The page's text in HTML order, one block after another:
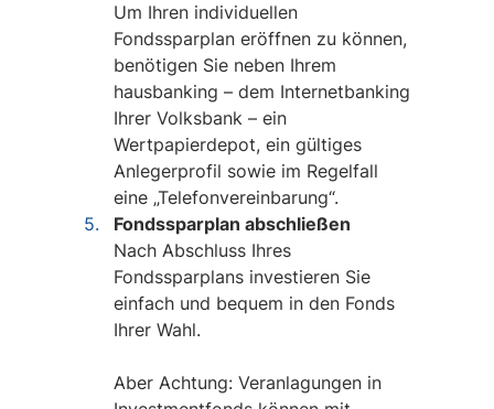
Um Ihren individuellen
Fondssparplan eröffnen zu können,
benötigen Sie neben Ihrem
hausbanking – dem Internetbanking
Ihrer Volksbank – ein
Wertpapierdepot, ein gültiges
Anlegerprofil sowie im Regelfall
eine „Telefonvereinbarung“.
Fondssparplan abschließen
Nach Abschluss Ihres
Fondssparplans investieren Sie
einfach und bequem in den Fonds
Ihrer Wahl.
Aber Achtung: Veranlagungen in